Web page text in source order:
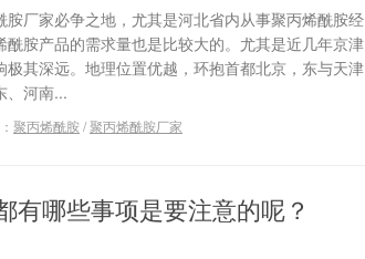
厂家必争之地，尤其是河北省内从事聚丙烯酰胺经
胺产品的需求量也是比较大的。尤其是近几年京津
其深远。地理位置优越，环抱首都北京，东与天津
、河南...
聚丙烯酰胺/聚丙烯酰胺厂家
有哪些事项是要注意的呢？